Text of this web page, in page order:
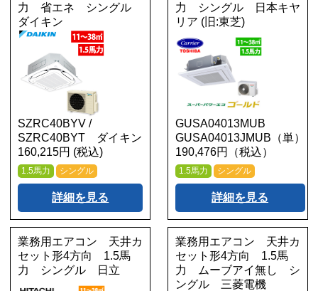
力 省エネ シングル
ダイキン
SZRC40BYV /
SZRC40BYT ダイキン
160,215円 (税込)
1.5馬力 シングル
詳細を見る
力 シングル 日本キヤ
リア (旧:東芝)
GUSA04013MUB
GUSA04013JMUB（単）
190,476円（税込）
1.5馬力 シングル
詳細を見る
業務用エアコン 天井カ
セット形4方向 1.5馬
力 シングル 日立
業務用エアコン 天井カ
セット形4方向 1.5馬
力 ムーブアイ無し シ
ングル 三菱電機